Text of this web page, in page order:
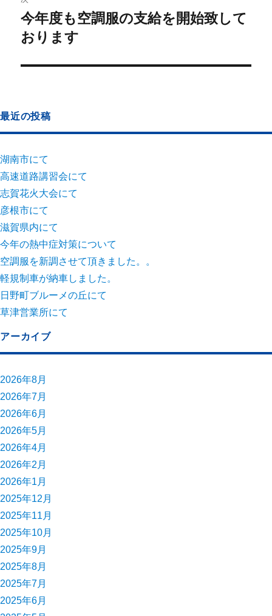
今年度も空調服の支給を開始致して
おります
最近の投稿
湖南市にて
高速道路講習会にて
志賀花火大会にて
彦根市にて
滋賀県内にて
今年の熱中症対策について
空調服を新調させて頂きました。。
軽規制車が納車しました。
日野町ブルーメの丘にて
草津営業所にて
アーカイブ
2026年8月
2026年7月
2026年6月
2026年5月
2026年4月
2026年2月
2026年1月
2025年12月
2025年11月
2025年10月
2025年9月
2025年8月
2025年7月
2025年6月